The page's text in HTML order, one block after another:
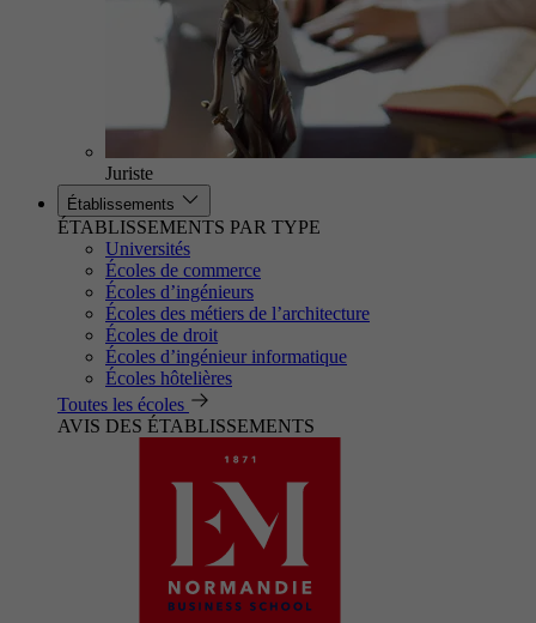
Juriste
Établissements
ÉTABLISSEMENTS PAR TYPE
Universités
Écoles de commerce
Écoles d’ingénieurs
Écoles des métiers de l’architecture
Écoles de droit
Écoles d’ingénieur informatique
Écoles hôtelières
Toutes les écoles
AVIS DES ÉTABLISSEMENTS